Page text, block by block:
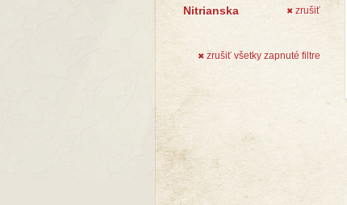
Nitrianska ✖ zrušiť
✖ zrušiť všetky zapnuté filtre